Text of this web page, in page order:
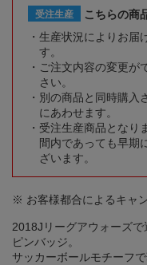
受注生産
こちらの商
生産状況によりお届
す。
ご注文内容の変更が
さい。
別の商品と同時購入
にあわせます。
受注生産商品となり
間内であっても早期
ざいます。
※ お客様都合によるキャ
2018Jリーグアウォーズ
ピンバッジ。
サッカーボールモチーフ